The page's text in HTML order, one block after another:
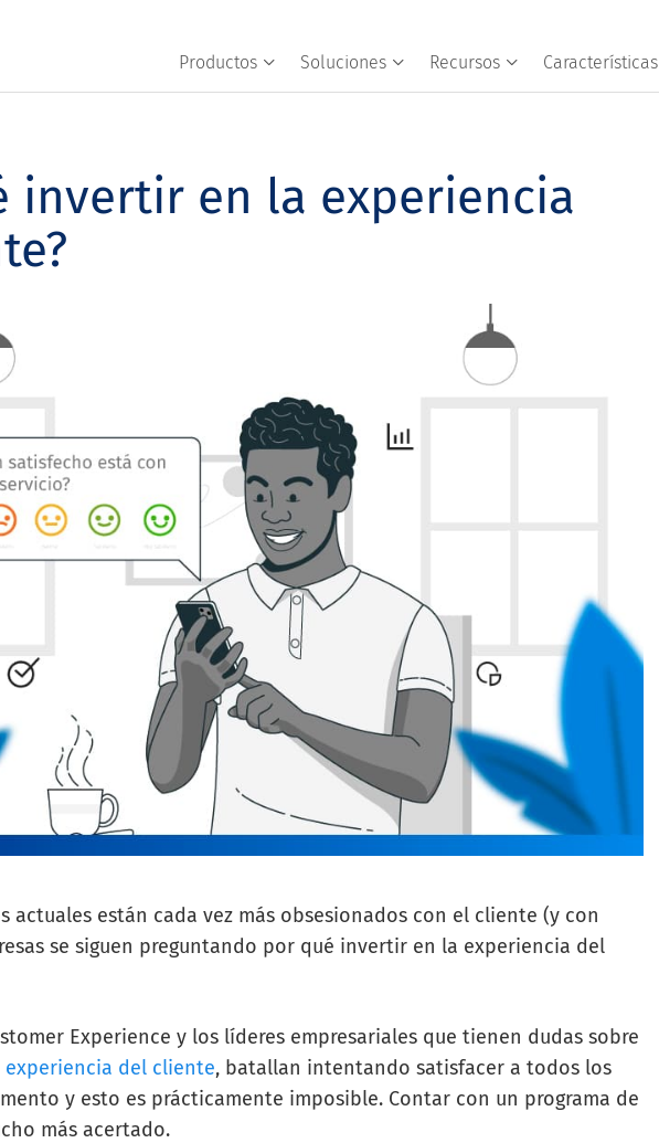
Productos Soluciones Recursos Características
invertir en la experiencia
actuales están cada vez más obsesionados con el cliente (y con
se siguen preguntando por qué invertir en la experiencia del
Experience y los líderes empresariales que tienen dudas sobre
del cliente, batallan intentando satisfacer a todos los
y esto es prácticamente imposible. Contar con un programa de
más acertado.